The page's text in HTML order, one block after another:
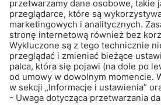
ZNAJDŹ – KUP - POINFORMUJ
© Schomburg.Noty prawne|